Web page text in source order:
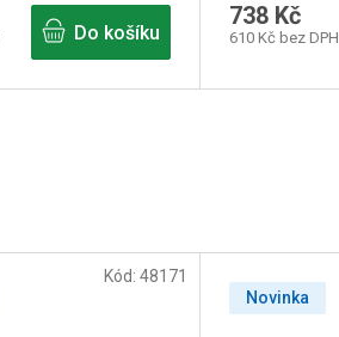
Kód: 48171
Novinka
Do košíku 610 Kč bez DPH
738 Kč